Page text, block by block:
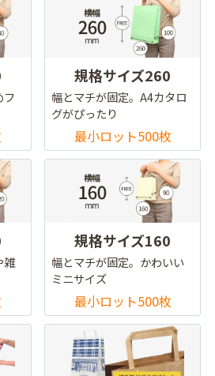
フ
規格サイズ260
幅とマチが固定。A4カタロ
グがぴったり
最小ロット500枚
雑
規格サイズ160
幅とマチが固定。かわいい
ミニサイズ
最小ロット500枚